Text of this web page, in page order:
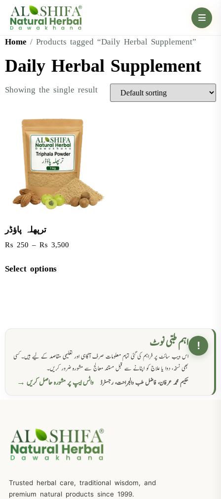
Home / Products tagged “Daily Herbal Supplement”
Daily Herbal Supplement
Showing the single result
ترپھلہ پاؤڈر
₨ 250 – ₨ 3,500
Select options
! اہم طبی نوٹ
اس ویب سائٹ پر فراہم کی گئی تمام معلومات صرف آگاہی اور تعلیمی مقاصد کے لیے ہیں۔ کسی
بھی نسخہ، دوا یا علاج کو اپنانے سے قبل مستند معالج سے مشورہ ضرور کریں۔
حکیم محمد عرفان، فاضل طب والجراحت، رجسٹرڈ
واٹس ایپ پر مشورہ حاصل کریں →
Trusted herbal care, traditional wisdom, and
premium natural products since 1999.